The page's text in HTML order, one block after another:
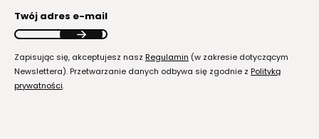
Twój adres e-mail
Zapisując się, akceptujesz nasz Regulamin (w zakresie dotyczącym
Newslettera). Przetwarzanie danych odbywa się zgodnie z Polityką
prywatności.